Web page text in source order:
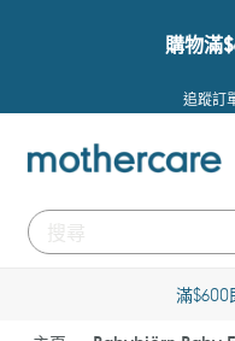
購物滿
追蹤訂
滿$600